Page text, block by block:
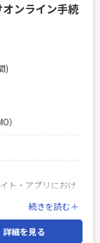
・開発経験 ・デー
ータソースの統
以上
ンライン手続
)
）
ト・アプリにおけ
理・開発推進をご
となる可能性があ
に近い立ち位置で
続きを読む＋
詳細を見る